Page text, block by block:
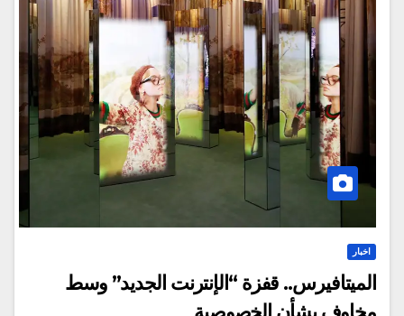
اخبار
الميتافيرس.. قفزة “الإنترنت الجديد” وسط